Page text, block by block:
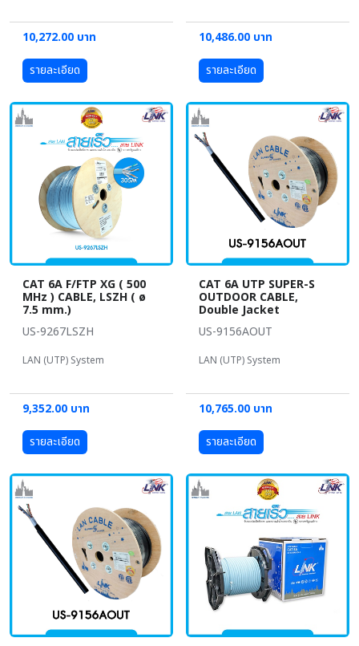
10,272.00 บาท
รายละเอียด
10,486.00 บาท
รายละเอียด
CAT 6A F/FTP XG ( 500
MHz ) CABLE, LSZH ( ø
7.5 mm.)
US-9267LSZH
LAN (UTP) System
9,352.00 บาท
รายละเอียด
CAT 6A UTP SUPER-S
OUTDOOR CABLE,
Double Jacket
US-9156AOUT
LAN (UTP) System
10,765.00 บาท
รายละเอียด